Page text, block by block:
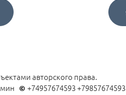
авторского права.
© +74957674593 +79857674593